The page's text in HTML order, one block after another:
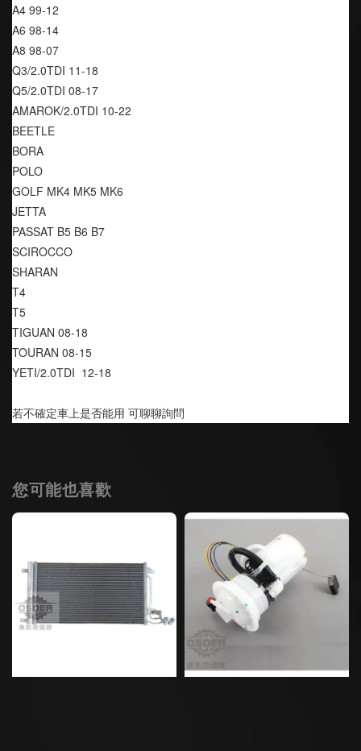
A4 99-12
A6 98-14
A8 98-07
Q3/2.0TDI 11-18
Q5/2.0TDI 08-17
AMAROK/2.0TDI 10-22
BEETLE
BORA
POLO
GOLF MK4 MK5 MK6
JETTA
PASSAT B5 B6 B7
SCIROCCO
SHARAN
T4
T5
TIGUAN 08-18
TOURAN 08-15
YETI/2.0TDI  12-18
若不確定車上是否能用 可聊聊詢問
您可能也喜歡